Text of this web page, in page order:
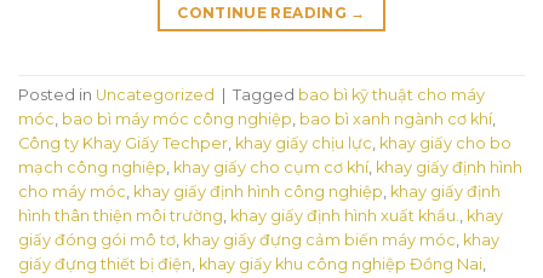
CONTINUE READING →
Posted in Uncategorized Tagged bao bì kỹ thuật cho máy
móc, bao bì máy móc công nghiệp, bao bì xanh ngành cơ khí,
Công ty Khay Giấy Techper, khay giấy chịu lực, khay giấy cho bo
mạch công nghiệp, khay giấy cho cụm cơ khí, khay giấy định hình
cho máy móc, khay giấy định hình công nghiệp, khay giấy định
hình thân thiện môi trường, khay giấy định hình xuất khẩu., khay
giấy đóng gói mô tơ, khay giấy đựng cảm biến máy móc, khay
giấy đựng thiết bị điện, khay giấy khu công nghiệp Đồng Nai,